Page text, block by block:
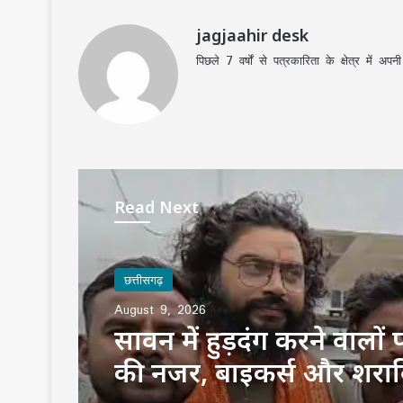
jagjaahir desk
पिछले 7 वर्षों से पत्रकारिता के क्षेत्र में
Read Next
छत्तीसगढ़
August 9, 2026
छत्तीसगढ़
August 9, 2026
खड़े ट्रेलर से बाइक की
टक्कर, एक युवक की मौत;